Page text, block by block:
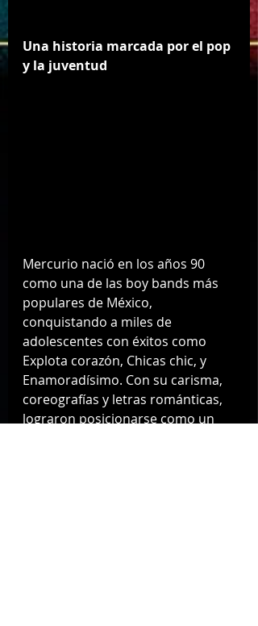
Una historia marcada por el pop
y la juventud
Mercurio nació en los años 90
como una de las boy bands más
populares de México,
conquistando a miles de
adolescentes con éxitos como
Explota corazón, Chicas chic, y
Enamoradísimo. Con su carisma,
coreografías y letras románticas,
lograron posicionarse como un